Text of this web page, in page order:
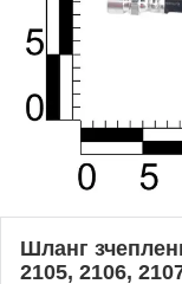
Шланг
2105, 2106,